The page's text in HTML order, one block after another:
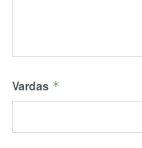
Vardas *